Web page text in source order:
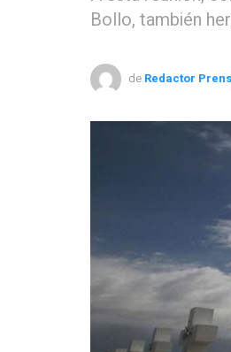
Bollo, también
de Redactor